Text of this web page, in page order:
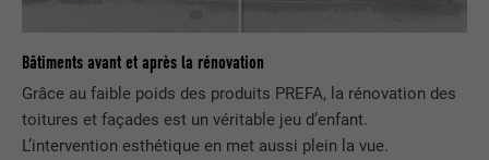
Bâtiments avant et après la rénovation
Grâce au faible poids des produits PREFA, la rénovation des
toitures et façades est un véritable jeu d’enfant.
L’intervention esthétique en met aussi plein la vue.
FOURNISSEUR LinkedIn
EXPIRATION 2 ans
Utilisé par le service de réseau social